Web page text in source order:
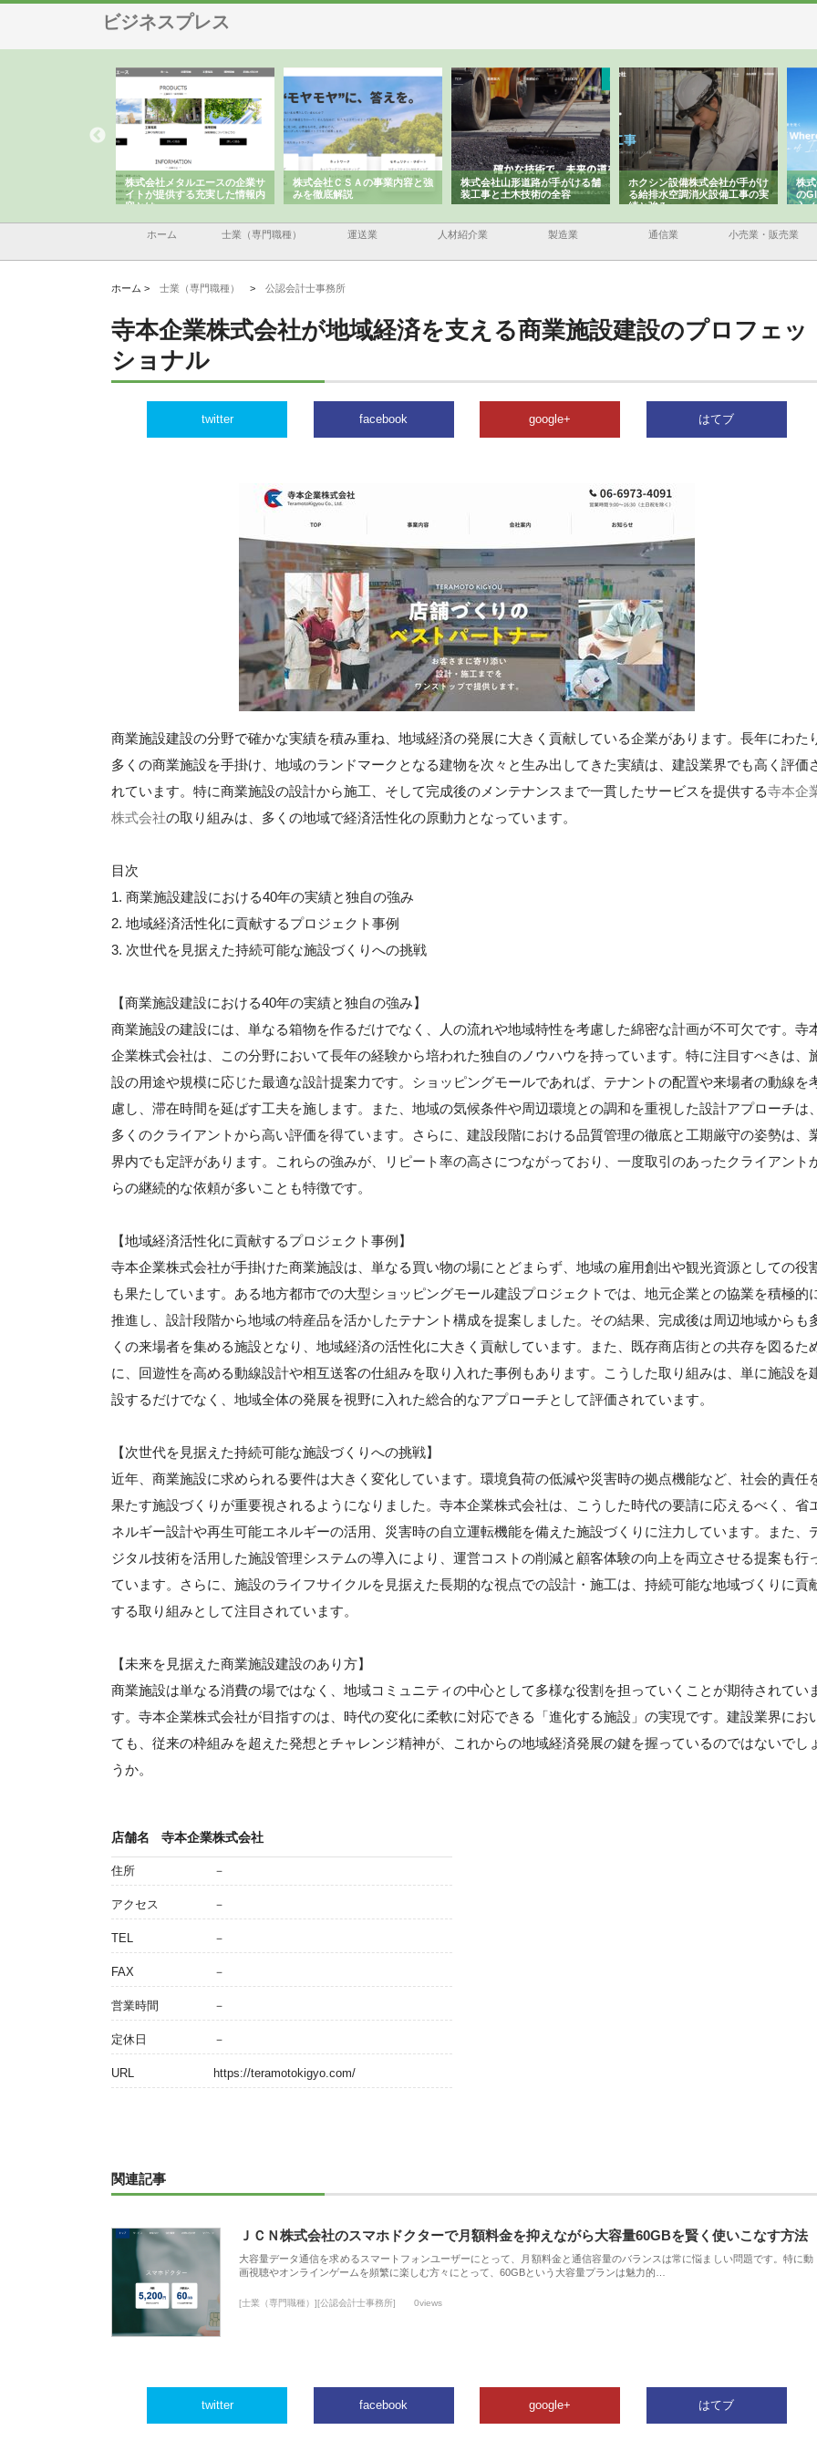
ビジネスプレス
株式会社メタルエースの企業サ
イトが提供する充実した情報内
容とは
株式会社ＣＳＡの事業内容と強
みを徹底解説
株式会社山形道路が手がける舗
装工事と土木技術の全容
ホクシン設備株式会社が手がけ
る給排水空調消火設備工事の実
績と強み
株式会社
のGISイ
入メリッ
ホーム 士業（専門職種） 運送業 人材紹介業 製造業 通信業 小売業・販売業
ホーム > 士業（専門職種） > 公認会計士事務所
寺本企業株式会社が地域経済を支える商業施設建設のプロフェッ
ショナル
twitter facebook google+ はてブ
商業施設建設の分野で確かな実績を積み重ね、地域経済の発展に大きく貢献している企業があります。長年にわた
多くの商業施設を手掛け、地域のランドマークとなる建物を次々と生み出してきた実績は、建設業界でも高く評価
れています。特に商業施設の設計から施工、そして完成後のメンテナンスまで一貫したサービスを提供する寺本企
株式会社の取り組みは、多くの地域で経済活性化の原動力となっています。
目次
1. 商業施設建設における40年の実績と独自の強み
2. 地域経済活性化に貢献するプロジェクト事例
3. 次世代を見据えた持続可能な施設づくりへの挑戦
【商業施設建設における40年の実績と独自の強み】
商業施設の建設には、単なる箱物を作るだけでなく、人の流れや地域特性を考慮した綿密な計画が不可欠です。寺
企業株式会社は、この分野において長年の経験から培われた独自のノウハウを持っています。特に注目すべきは、
設の用途や規模に応じた最適な設計提案力です。ショッピングモールであれば、テナントの配置や来場者の動線を
慮し、滞在時間を延ばす工夫を施します。また、地域の気候条件や周辺環境との調和を重視した設計アプローチは、
多くのクライアントから高い評価を得ています。さらに、建設段階における品質管理の徹底と工期厳守の姿勢は、
界内でも定評があります。これらの強みが、リピート率の高さにつながっており、一度取引のあったクライアント
らの継続的な依頼が多いことも特徴です。
【地域経済活性化に貢献するプロジェクト事例】
寺本企業株式会社が手掛けた商業施設は、単なる買い物の場にとどまらず、地域の雇用創出や観光資源としての役
も果たしています。ある地方都市での大型ショッピングモール建設プロジェクトでは、地元企業との協業を積極的
推進し、設計段階から地域の特産品を活かしたテナント構成を提案しました。その結果、完成後は周辺地域からも
くの来場者を集める施設となり、地域経済の活性化に大きく貢献しています。また、既存商店街との共存を図るた
に、回遊性を高める動線設計や相互送客の仕組みを取り入れた事例もあります。こうした取り組みは、単に施設を
設するだけでなく、地域全体の発展を視野に入れた総合的なアプローチとして評価されています。
【次世代を見据えた持続可能な施設づくりへの挑戦】
近年、商業施設に求められる要件は大きく変化しています。環境負荷の低減や災害時の拠点機能など、社会的責任
果たす施設づくりが重要視されるようになりました。寺本企業株式会社は、こうした時代の要請に応えるべく、省
ネルギー設計や再生可能エネルギーの活用、災害時の自立運転機能を備えた施設づくりに注力しています。また、
ジタル技術を活用した施設管理システムの導入により、運営コストの削減と顧客体験の向上を両立させる提案も行
ています。さらに、施設のライフサイクルを見据えた長期的な視点での設計・施工は、持続可能な地域づくりに貢
する取り組みとして注目されています。
【未来を見据えた商業施設建設のあり方】
商業施設は単なる消費の場ではなく、地域コミュニティの中心として多様な役割を担っていくことが期待されてい
す。寺本企業株式会社が目指すのは、時代の変化に柔軟に対応できる「進化する施設」の実現です。建設業界にお
ても、従来の枠組みを超えた発想とチャレンジ精神が、これからの地域経済発展の鍵を握っているのではないでし
うか。
店舗名 寺本企業株式会社
住所 －
アクセス －
TEL －
FAX －
営業時間 －
定休日 －
URL https://teramotokigyo.com/
関連記事
ＪＣＮ株式会社のスマホドクターで月額料金を抑えながら大容量60GBを賢く使いこなす方法
大容量データ通信を求めるスマートフォンユーザーにとって、月額料金と通信容量のバランスは常に悩ましい問題です。特に動
画視聴やオンラインゲームを頻繁に楽しむ方々にとって、60GBという大容量プランは魅力的…
[士業（専門職種）][公認会計士事務所] 0views
twitter facebook google+ はてブ